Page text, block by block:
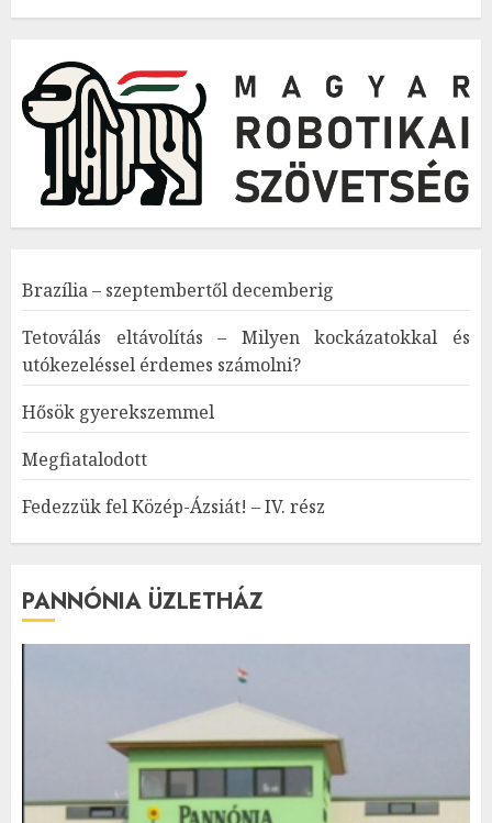
Brazília – szeptembertől decemberig
Tetoválás eltávolítás – Milyen kockázatokkal és
utókezeléssel érdemes számolni?
Hősök gyerekszemmel
Megfiatalodott
Fedezzük fel Közép-Ázsiát! – IV. rész
PANNÓNIA ÜZLETHÁZ